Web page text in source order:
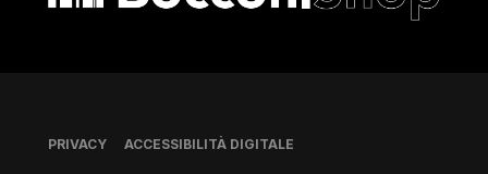
Piè di pagina
PRIVACY ACCESSIBILITÀ DIGITALE